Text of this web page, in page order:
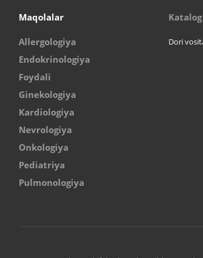
Maqolalar
Allergologiya
Endokrinologiya
Foydali
Ginekologiya
Kardiologiya
Nevrologiya
Onkologiya
Pediatriya
Pulmonologiya
Katalog
Dori